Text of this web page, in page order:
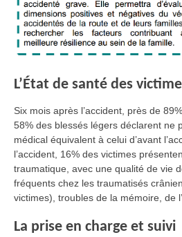
L’État de santé des
Six mois après l’accident, près de
58% des blessés légers déclarent ne
médical équivalent à celui d’avant
l’accident, 16% des victimes
traumatique, avec une qualité de vie
fréquents chez les traumatisés
victimes), troubles de la mémoire, de
La prise en charge et suivi